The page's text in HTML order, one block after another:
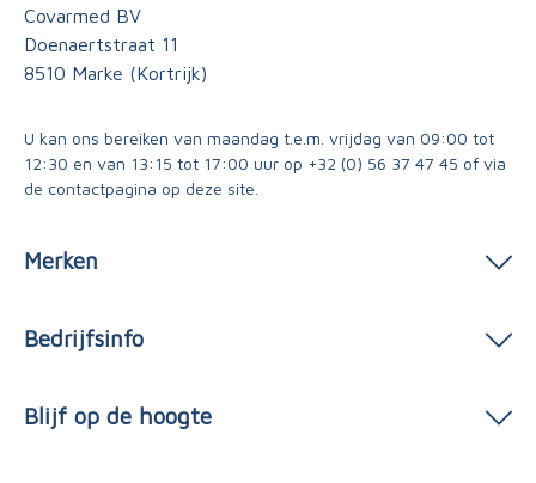
Covarmed BV
Doenaertstraat 11
8510 Marke (Kortrijk)
U kan ons bereiken van maandag t.e.m. vrijdag van 09:00 tot
12:30 en van 13:15 tot 17:00 uur op +32 (0) 56 37 47 45 of via
de contactpagina op deze site.
Merken
Bedrijfsinfo
Blijf op de hoogte